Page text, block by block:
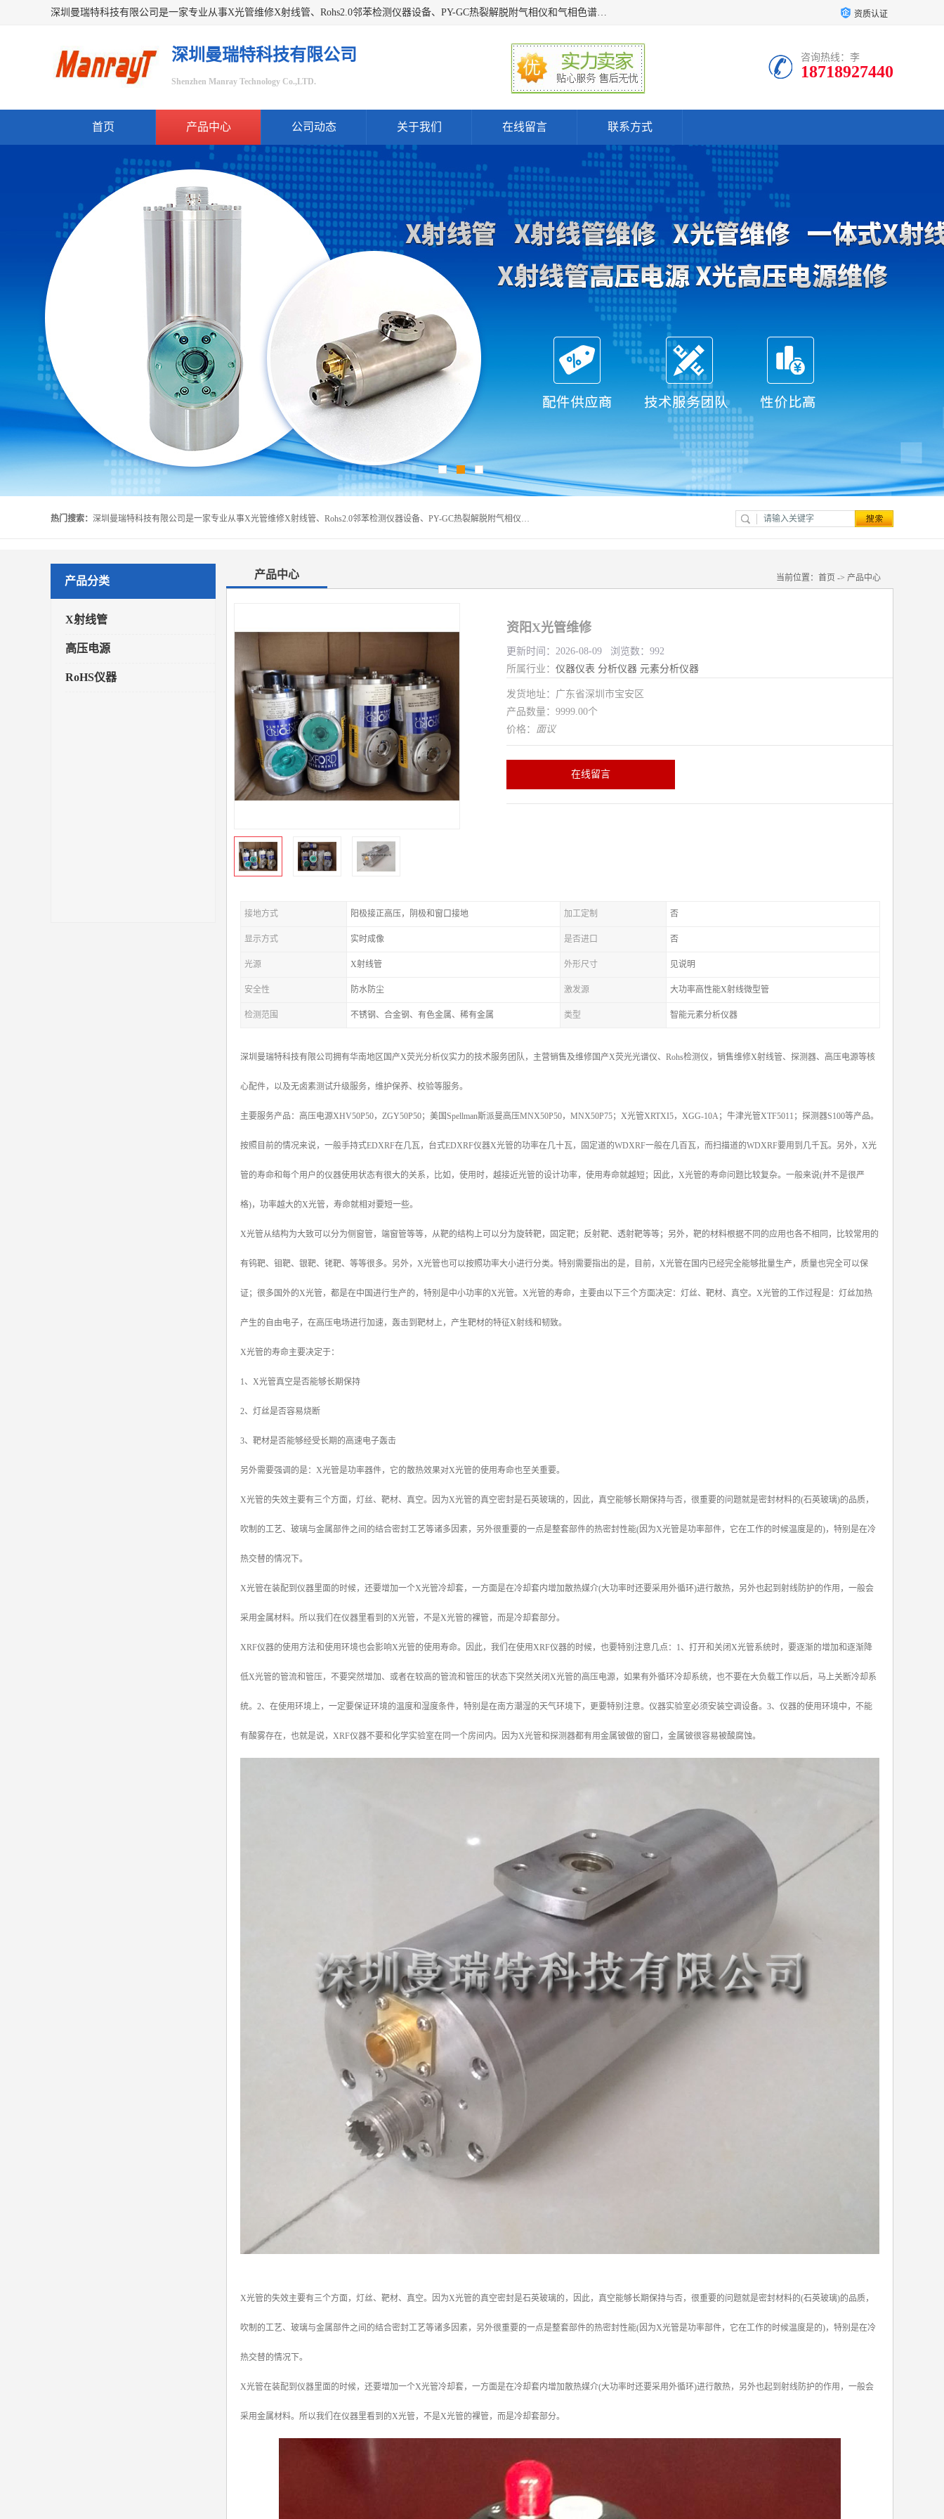
深圳曼瑞特科技有限公司是一家专业从事X光管维修X射线管、Rohs2.0邻苯检测仪器设备、PY-GC热裂解脱附气相仪和气相色谱光谱仪器、天瑞仪器探测器、高压电源等产品的维修出租的企业。本公司以客户至上为宗旨，以专注、专一、专业的精神为您提供安全、经济的技术服务。 资质认证
深圳曼瑞特科技有限公司
Shenzhen Manray Technology Co.,LTD.
咨询热线：李
18718927440
首页 产品中心 公司动态 关于我们 在线留言 联系方式
热门搜索： 深圳曼瑞特科技有限公司是一家专业从事X光管维修X射线管、Rohs2.0邻苯检测仪器设备、PY-GC热裂解脱附气相仪和气相色谱光谱仪器、天瑞仪器探测器、高压电源等产品的维修出租的企业。本公司以客户至上为宗旨，以专注、专一、专业的精神为您提供安全、经济的技术服务。
产品分类
X射线管
高压电源
RoHS仪器
产品中心 当前位置： 首页 -> 产品中心
资阳X光管维修
更新时间：2026-08-09 浏览数：992
所属行业： 仪器仪表 分析仪器 元素分析仪器
发货地址：广东省深圳市宝安区
产品数量：9999.00个
价格： 面议
在线留言
接地方式 阳极接正高压，阴极和窗口接地 加工定制 否
显示方式 实时成像 是否进口 否
光源 X射线管 外形尺寸 见说明
安全性 防水防尘 激发源 大功率高性能X射线微型管
检测范围 不锈钢、合金钢、有色金属、稀有金属 类型 智能元素分析仪器
深圳曼瑞特科技有限公司拥有华南地区国产X荧光分析仪实力的技术服务团队，主营销售及维修国产X荧光光谱仪、Rohs检测仪，销售维修X射线管、探测器、高压电源等核
心配件，以及无卤素测试升级服务，维护保养、校验等服务。
主要服务产品：高压电源XHV50P50，ZGY50P50；美国Spellman斯派曼高压MNX50P50，MNX50P75；X光管XRTXI5，XGG-10A；牛津光管XTF5011；探测器S100等产品。
按照目前的情况来说，一般手持式EDXRF在几瓦，台式EDXRF仪器X光管的功率在几十瓦，固定道的WDXRF一般在几百瓦，而扫描道的WDXRF要用到几千瓦。另外，X光
管的寿命和每个用户的仪器使用状态有很大的关系，比如，使用时，越接近光管的设计功率，使用寿命就越短；因此，X光管的寿命问题比较复杂。一般来说(并不是很严
格)，功率越大的X光管，寿命就相对要短一些。
X光管从结构为大致可以分为侧窗管，端窗管等等，从靶的结构上可以分为旋转靶，固定靶；反射靶、透射靶等等；另外，靶的材料根据不同的应用也各不相同，比较常用的
有钨靶、钼靶、银靶、铑靶、等等很多。另外，X光管也可以按照功率大小进行分类。特别需要指出的是，目前，X光管在国内已经完全能够批量生产，质量也完全可以保
证；很多国外的X光管，都是在中国进行生产的，特别是中小功率的X光管。X光管的寿命，主要由以下三个方面决定：灯丝、靶材、真空。X光管的工作过程是：灯丝加热
产生的自由电子，在高压电场进行加速，轰击到靶材上，产生靶材的特征X射线和韧致。
X光管的寿命主要决定于：
1、X光管真空是否能够长期保持
2、灯丝是否容易烧断
3、靶材是否能够经受长期的高速电子轰击
另外需要强调的是：X光管是功率器件，它的散热效果对X光管的使用寿命也至关重要。
X光管的失效主要有三个方面，灯丝、靶材、真空。因为X光管的真空密封是石英玻璃的，因此，真空能够长期保持与否，很重要的问题就是密封材料的(石英玻璃)的品质，
吹制的工艺、玻璃与金属部件之间的结合密封工艺等诸多因素，另外很重要的一点是整套部件的热密封性能(因为X光管是功率部件，它在工作的时候温度是的)，特别是在冷
热交替的情况下。
X光管在装配到仪器里面的时候，还要增加一个X光管冷却套，一方面是在冷却套内增加散热媒介(大功率时还要采用外循环)进行散热，另外也起到射线防护的作用，一般会
采用金属材料。所以我们在仪器里看到的X光管，不是X光管的裸管，而是冷却套部分。
XRF仪器的使用方法和使用环境也会影响X光管的使用寿命。因此，我们在使用XRF仪器的时候，也要特别注意几点：1、打开和关闭X光管系统时，要逐渐的增加和逐渐降
低X光管的管流和管压，不要突然增加、或者在较高的管流和管压的状态下突然关闭X光管的高压电源，如果有外循环冷却系统，也不要在大负载工作以后，马上关断冷却系
统。2、在使用环境上，一定要保证环境的温度和湿度条件，特别是在南方潮湿的天气环境下，更要特别注意。仪器实验室必须安装空调设备。3、仪器的使用环境中，不能
有酸雾存在，也就是说，XRF仪器不要和化学实验室在同一个房间内。因为X光管和探测器都有用金属铍做的窗口，金属铍很容易被酸腐蚀。
X光管的失效主要有三个方面，灯丝、靶材、真空。因为X光管的真空密封是石英玻璃的，因此，真空能够长期保持与否，很重要的问题就是密封材料的(石英玻璃)的品质，
吹制的工艺、玻璃与金属部件之间的结合密封工艺等诸多因素，另外很重要的一点是整套部件的热密封性能(因为X光管是功率部件，它在工作的时候温度是的)，特别是在冷
热交替的情况下。
X光管在装配到仪器里面的时候，还要增加一个X光管冷却套，一方面是在冷却套内增加散热媒介(大功率时还要采用外循环)进行散热，另外也起到射线防护的作用，一般会
采用金属材料。所以我们在仪器里看到的X光管，不是X光管的裸管，而是冷却套部分。